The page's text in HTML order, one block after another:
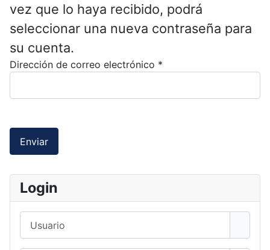
vez que lo haya recibido, podrá
seleccionar una nueva contraseña para
su cuenta.
Dirección de correo electrónico *
Enviar
Login